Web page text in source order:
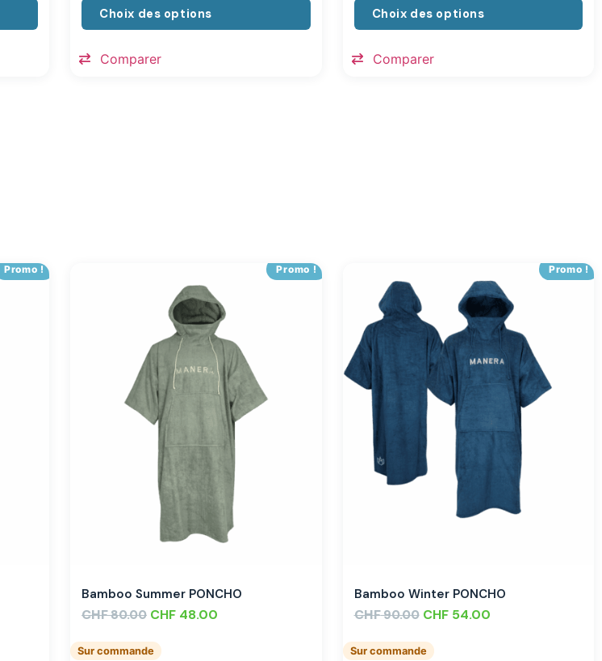
Choix des options
Comparer
Choix des options
Comparer
Promo ! Promo !
Bamboo Summer PONCHO
CHF80.00 CHF 48.00
Sur commande
Promo !
Bamboo Winter PONCHO
CHF90.00 CHF54.00
Sur commande